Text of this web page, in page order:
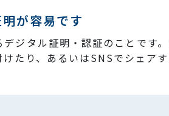
が容易です
ジタル証明・認証のことです
たり、あるいはSNSでシェア